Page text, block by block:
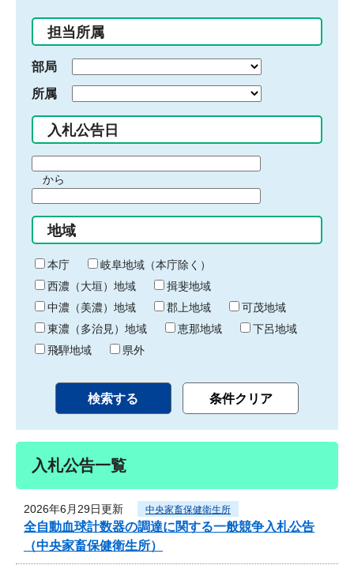
入
力
担当所属
部局
所属
入札公告日
間
始
り
から
間
終
わ
り
地域
本庁
岐阜地域（本庁除く）
西濃（大垣）地域
揖斐地域
中濃（美濃）地域
郡上地域
可茂地域
東濃（多治見）地域
恵那地域
下呂地域
飛騨地域
県外
入札公告一覧
2026年6月29日更新 中央家畜保健衛生所
全自動血球計数器の調達に関する一般競争入札公告
（中央家畜保健衛生所）